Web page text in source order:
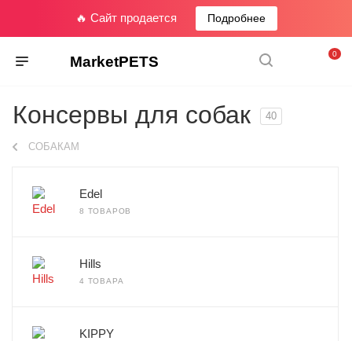
🔥 Сайт продается Подробнее
MarketPETS 0
Консервы для собак 40
СОБАКАМ
Edel
8 ТОВАРОВ
Hills
4 ТОВАРА
KIPPY